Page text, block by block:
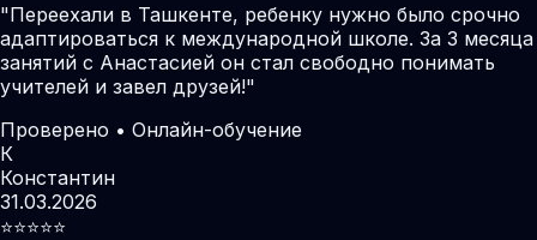
"Переехали в Ташкенте, ребенку нужно было срочно
адаптироваться к международной школе. За 3 месяца
занятий с Анастасией он стал свободно понимать
учителей и завел друзей!"
Проверено • Онлайн-обучение
К
Константин
31.03.2026
⭐️⭐️⭐️⭐️⭐️